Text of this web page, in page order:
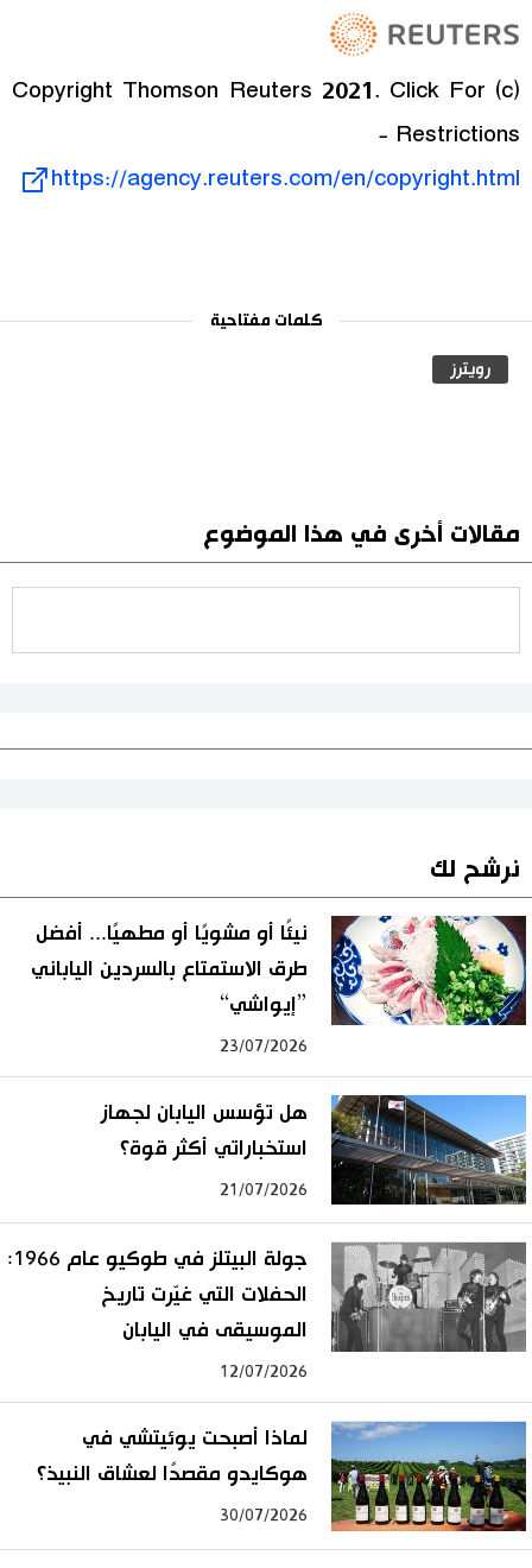
(c) Copyright Thomson Reuters 2021. Click For
Restrictions -
https://agency.reuters.com/en/copyright.html
كلمات مفتاحية
رويترز
مقالات أخرى في هذا الموضوع
نرشح لك
نيئًا أو مشويًا أو مطهيًا... أفضل
طرق الاستمتاع بالسردين الياباني
”إيواشي“
23/07/2026
هل تؤسس اليابان لجهاز
استخباراتي أكثر قوة؟
21/07/2026
جولة البيتلز في طوكيو عام 1966:
الحفلات التي غيّرت تاريخ
الموسيقى في اليابان
12/07/2026
لماذا أصبحت يوئيتشي في
هوكايدو مقصدًا لعشاق النبيذ؟
30/07/2026